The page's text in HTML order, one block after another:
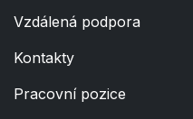
Vzdálená podpora
Kontakty
Pracovní pozice